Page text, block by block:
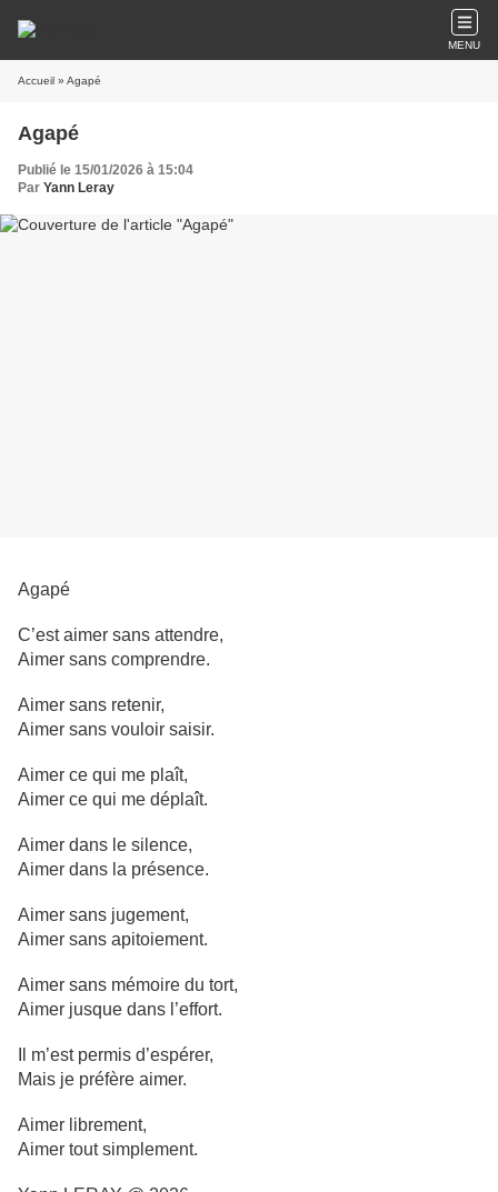
MENU
Accueil » Agapé
Agapé
Publié le 15/01/2026 à 15:04
Par Yann Leray
Agapé
C’est aimer sans attendre,
Aimer sans comprendre.
Aimer sans retenir,
Aimer sans vouloir saisir.
Aimer ce qui me plaît,
Aimer ce qui me déplaît.
Aimer dans le silence,
Aimer dans la présence.
Aimer sans jugement,
Aimer sans apitoiement.
Aimer sans mémoire du tort,
Aimer jusque dans l’effort.
Il m’est permis d’espérer,
Mais je préfère aimer.
Aimer librement,
Aimer tout simplement.